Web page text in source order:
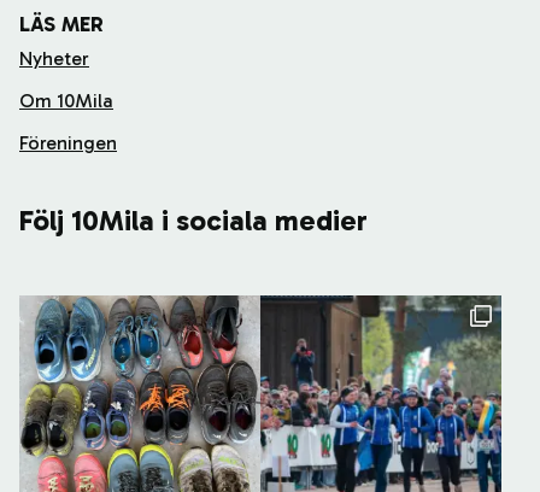
LÄS MER
Nyheter
Om 10Mila
Föreningen
Följ 10Mila i sociala medier